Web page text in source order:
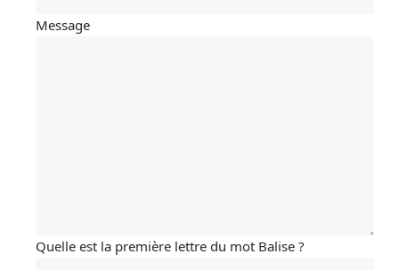
Message
Quelle est la première lettre du mot Balise ?